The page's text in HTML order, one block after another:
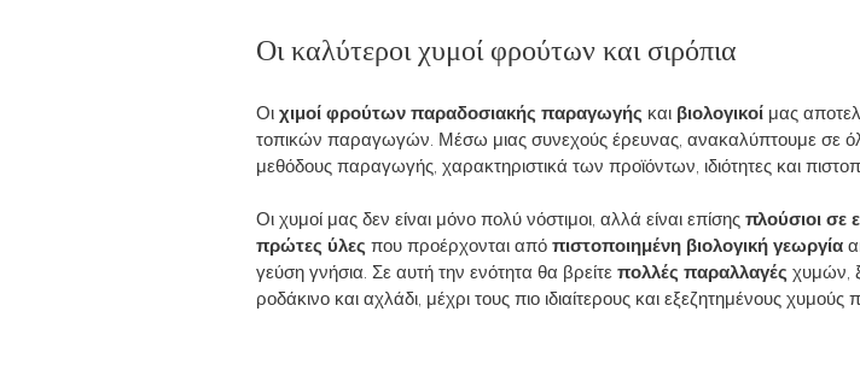
Οι καλύτεροι χυμοί φρούτων και σιρόπια
Οιχιμοί φρούτων παραδοσιακής παραγωγής και βιολογικοί μας
τοπικών παραγωγών. Μέσω μιας συνεχούς έρευνας, ανακαλύπτουμε σε
μεθόδους παραγωγής, χαρακτηριστικά των προϊόντων, ιδιότητες και
Οι χυμοί μας δεν είναι μόνο πολύ νόστιμοι, αλλά είναι επίσηςπλούσιοι σε
πρώτες ύλες που προέρχονται απόπιστοποιημένη βιολογική γεωργία
γεύση γνήσια. Σε αυτή την ενότητα θα βρείτεπολλές παραλλαγές χυμών,
ροδάκινο και αχλάδι, μέχρι τους πιο ιδιαίτερους και εξεζητημένους